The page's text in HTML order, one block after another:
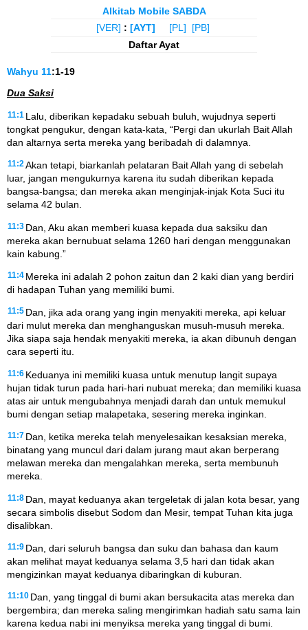
Alkitab Mobile SABDA
[VER] : [AYT] [PL]
[PB]
Daftar Ayat
Wahyu 11:1-19
Dua Saksi
11:1 Lalu, diberikan kepadaku sebuah buluh, wujudnya seperti
tongkat pengukur, dengan kata-kata, “Pergi dan ukurlah Bait Allah
dan altarnya serta mereka yang beribadah di dalamnya.
11:2 Akan tetapi, biarkanlah pelataran Bait Allah yang di sebelah
luar, jangan mengukurnya karena itu sudah diberikan kepada
bangsa-bangsa; dan mereka akan menginjak-injak Kota Suci itu
selama 42 bulan.
11:3 Dan, Aku akan memberi kuasa kepada dua saksiku dan
mereka akan bernubuat selama 1260 hari dengan menggunakan
kain kabung.”
11:4 Mereka ini adalah 2 pohon zaitun dan 2 kaki dian yang berdiri
di hadapan Tuhan yang memiliki bumi.
11:5 Dan, jika ada orang yang ingin menyakiti mereka, api keluar
dari mulut mereka dan menghanguskan musuh-musuh mereka.
Jika siapa saja hendak menyakiti mereka, ia akan dibunuh dengan
cara seperti itu.
11:6 Keduanya ini memiliki kuasa untuk menutup langit supaya
hujan tidak turun pada hari-hari nubuat mereka; dan memiliki kuasa
atas air untuk mengubahnya menjadi darah dan untuk memukul
bumi dengan setiap malapetaka, sesering mereka inginkan.
11:7 Dan, ketika mereka telah menyelesaikan kesaksian mereka,
binatang yang muncul dari dalam jurang maut akan berperang
melawan mereka dan mengalahkan mereka, serta membunuh
mereka.
11:8 Dan, mayat keduanya akan tergeletak di jalan kota besar, yang
secara simbolis disebut Sodom dan Mesir, tempat Tuhan kita juga
disalibkan.
11:9 Dan, dari seluruh bangsa dan suku dan bahasa dan kaum
akan melihat mayat keduanya selama 3,5 hari dan tidak akan
mengizinkan mayat keduanya dibaringkan di kuburan.
11:10 Dan, yang tinggal di bumi akan bersukacita atas mereka dan
bergembira; dan mereka saling mengirimkan hadiah satu sama lain
karena kedua nabi ini menyiksa mereka yang tinggal di bumi.